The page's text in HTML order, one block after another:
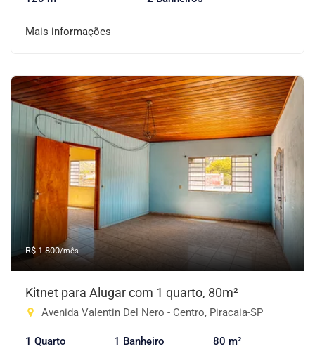
Mais informações
R$ 1.800/mês
Kitnet para Alugar com 1 quarto, 80m²
Avenida Valentin Del Nero - Centro, Piracaia-SP
1 Quarto 1 Banheiro 80 m²